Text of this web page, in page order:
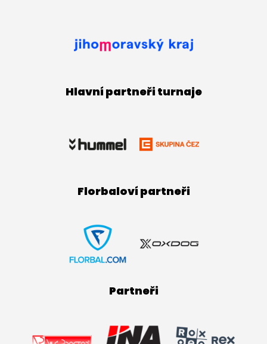
Hlavní partneři turnaje
Florbaloví partneři
Partneři